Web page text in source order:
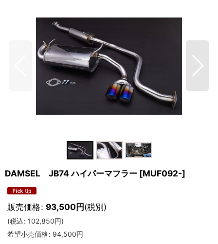
DAMSEL JB74 ハイパーマフラー [MUF092-]
販売価格: 93,500円(税別)
(税込: 102,850円)
希望小売価格: 94,500円